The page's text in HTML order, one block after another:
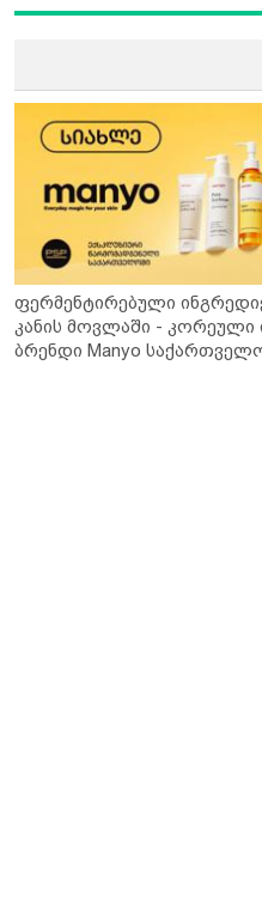
ფერმენტირებული
კანის მოვლაში - კორეული
ბრენდი Manyo